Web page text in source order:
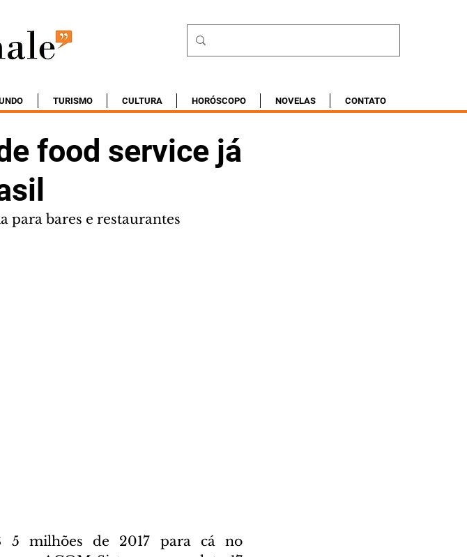
TURISMO CULTURA HORÓSCOPO NOVELAS CONTATO
food service já
para bares e restaurantes
5 milhões de 2017 para cá no